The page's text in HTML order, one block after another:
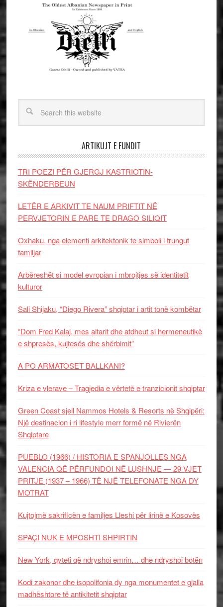
ARTIKUJT E FUNDIT
TRI POEZI PËR GJERGJ KASTRIOTIN-
SKËNDERBEUN
LETËR E ARKIVIT TE NAUM PRIFTIT NË
PERVJETORIN E PARE TE DRAGO SILIQIT
Oxhaku, nga elementi arkitektonik te simboli i trungut
familjar
Arbëreshët si model evropian i mbrojtjes së identitetit
kulturor
Sali Shijaku, “Diego Rivera” shqiptar i artit tonë kombëtar
“Dom Fred Kalaj, mes altarit dhe atdheut si hermeneutikë
e shpresës, kujtesës dhe shërbimit”
A PO ARMATOSET BALLKANI?
Kriza e vlerave – Tragjedia e vërtetë e tranzicionit shqiptar
Green Coast sjell Nammos Hotels & Resorts në Shqipëri:
Një destinacion i ri lifestyle merr formë në Rivierën
Shqiptare
PUEBLO (1966) / HISTORIA E SPANJOLLES NGA
VALENCIA QË PËRFUNDOI NË LUSHNJE — 29 VJET
PRITJE (1937 – 1966) TË NJË TELEFONATE NGA DY
MOTRAT
Kujtojmë sakrificën e familjes Lleshi për lirinë e Kosovës
SPAÇI NUK E MPOSHTI SHPIRTIN
New York, qyteti që ndryshoi emrin… dhe ndryshoi botën
Kodi zakonor dhe isopolifonia dy nga monumentet e gjalla
madhështore të antikitetit shqiptar